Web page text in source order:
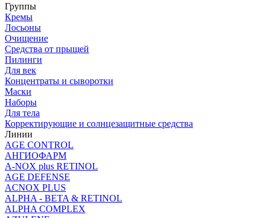
Группы
Кремы
Лосьоны
Очищение
Средства от прыщей
Пилинги
Для век
Концентраты и сыворотки
Маски
Наборы
Для тела
Корректирующие и солнцезащитные средства
Линии
AGE CONTROL
АНГИОФАРМ
A-NOX plus RETINOL
AGE DEFENSE
ACNOX PLUS
ALPHA - BETA & RETINOL
ALPHA COMPLEX